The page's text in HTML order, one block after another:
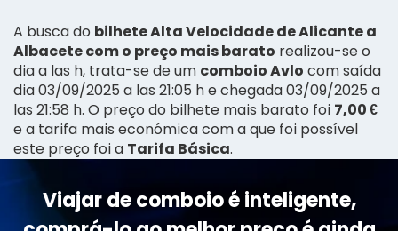
A busca do bilhete Alta Velocidade de Alicante a
Albacete com o preço mais barato realizou-se o
dia a las h, trata-se de um comboio Avlo com saída
dia 03/09/2025 a las 21:05 h e chegada 03/09/2025 a
las 21:58 h. O preço do bilhete mais barato foi 7,00 €
e a tarifa mais económica com a que foi possível
este preço foi a Tarifa Básica.
Viajar de comboio é inteligente,